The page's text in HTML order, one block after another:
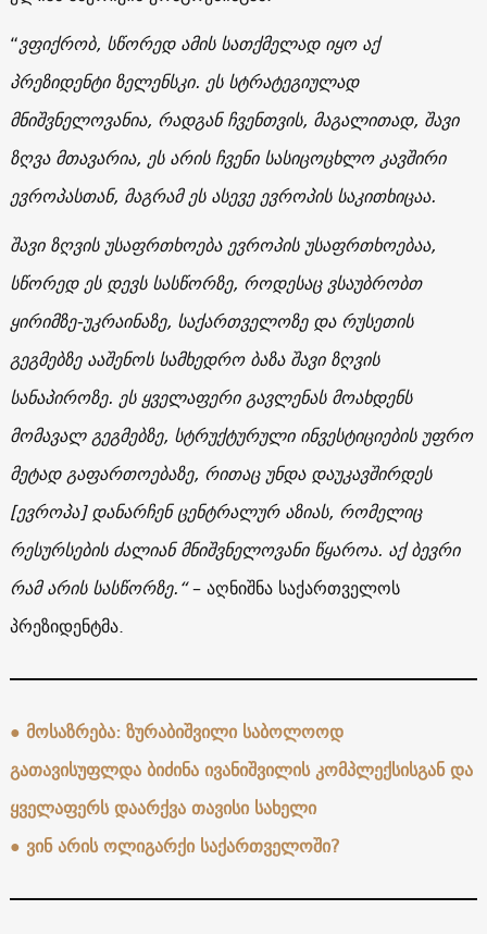
“ვფიქრობ, სწორედ ამის სათქმელად იყო აქ
პრეზიდენტი ზელენსკი. ეს სტრატეგიულად
მნიშვნელოვანია, რადგან ჩვენთვის, მაგალითად, შავი
ზღვა მთავარია, ეს არის ჩვენი სასიცოცხლო კავშირი
ევროპასთან, მაგრამ ეს ასევე ევროპის საკითხიცაა.
შავი ზღვის უსაფრთხოება ევროპის უსაფრთხოებაა,
სწორედ ეს დევს სასწორზე, როდესაც ვსაუბრობთ
ყირიმზე-უკრაინაზე, საქართველოზე და რუსეთის
გეგმებზე ააშენოს სამხედრო ბაზა შავი ზღვის
სანაპიროზე. ეს ყველაფერი გავლენას მოახდენს
მომავალ გეგმებზე, სტრუქტურული ინვესტიციების უფრო
მეტად გაფართოებაზე, რითაც უნდა დაუკავშირდეს
[ევროპა] დანარჩენ ცენტრალურ აზიას, რომელიც
რესურსების ძალიან მნიშვნელოვანი წყაროა. აქ ბევრი
რამ არის სასწორზე.“– აღნიშნა საქართველოს
პრეზიდენტმა.
● მოსაზრება: ზურაბიშვილი საბოლოოდ
გათავისუფლდა ბიძინა ივანიშვილის კომპლექსისგან და
ყველაფერს დაარქვა თავისი სახელი
● ვინ არის ოლიგარქი საქართველოში?